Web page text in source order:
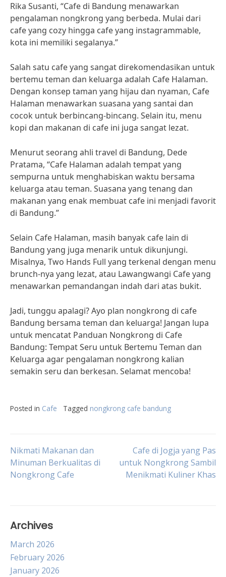
Rika Susanti, “Cafe di Bandung menawarkan
pengalaman nongkrong yang berbeda. Mulai dari
cafe yang cozy hingga cafe yang instagrammable,
kota ini memiliki segalanya.”
Salah satu cafe yang sangat direkomendasikan untuk
bertemu teman dan keluarga adalah Cafe Halaman.
Dengan konsep taman yang hijau dan nyaman, Cafe
Halaman menawarkan suasana yang santai dan
cocok untuk berbincang-bincang. Selain itu, menu
kopi dan makanan di cafe ini juga sangat lezat.
Menurut seorang ahli travel di Bandung, Dede
Pratama, “Cafe Halaman adalah tempat yang
sempurna untuk menghabiskan waktu bersama
keluarga atau teman. Suasana yang tenang dan
makanan yang enak membuat cafe ini menjadi favorit
di Bandung.”
Selain Cafe Halaman, masih banyak cafe lain di
Bandung yang juga menarik untuk dikunjungi.
Misalnya, Two Hands Full yang terkenal dengan menu
brunch-nya yang lezat, atau Lawangwangi Cafe yang
menawarkan pemandangan indah dari atas bukit.
Jadi, tunggu apalagi? Ayo plan nongkrong di cafe
Bandung bersama teman dan keluarga! Jangan lupa
untuk mencatat Panduan Nongkrong di Cafe
Bandung: Tempat Seru untuk Bertemu Teman dan
Keluarga agar pengalaman nongkrong kalian
semakin seru dan berkesan. Selamat mencoba!
Posted in Cafe Tagged nongkrong cafe bandung
Post
navigation
Nikmati Makanan dan
Minuman Berkualitas di
Nongkrong Cafe
Cafe di Jogja yang Pas
untuk Nongkrong Sambil
Menikmati Kuliner Khas
Archives
March 2026
February 2026
January 2026